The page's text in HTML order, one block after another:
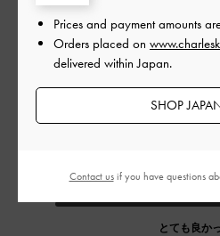
せていただいてます。
かかとから靴が離れて かぱかぱな
くことに問題はないです。
普段は24. 0か24. 5
とても良か
Prices and payment amounts
Orders placed on
delivered within Japan.
SHOP
Contact usif you have questions